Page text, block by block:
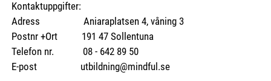
Kontaktuppgifter:
Adress Aniaraplatsen 4, våning 3
Postnr +Ort 191 47 Sollentuna
Telefon nr. 08 - 642 89 50
E-post utbildning@mindful.se